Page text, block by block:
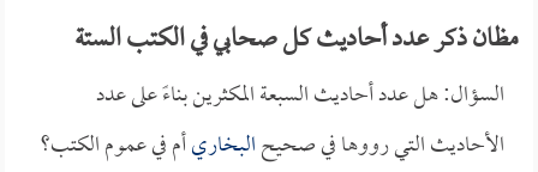
مظان ذكر عدد أحاديث كل صحابي في الكتب الستة
السؤال: هل عدد أحاديث السبعة المكثرين بناءً على عدد
الأحاديث التي رووها في صحيحالبخاريأم في عموم الكتب؟